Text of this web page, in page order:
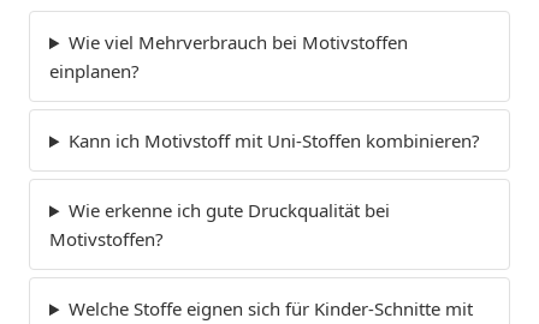
Wie viel Mehrverbrauch bei Motivstoffen
einplanen?
Kann ich Motivstoff mit Uni-Stoffen kombinieren?
Wie erkenne ich gute Druckqualität bei
Motivstoffen?
Welche Stoffe eignen sich für Kinder-Schnitte mit